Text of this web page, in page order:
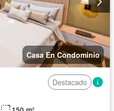
Casa En Condominio
Destacado